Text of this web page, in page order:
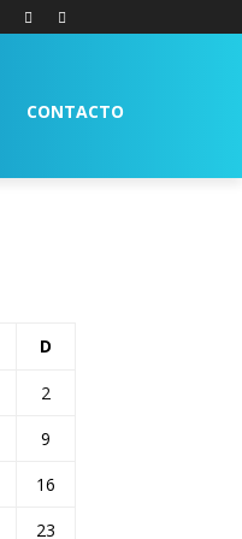
CONTACTO
D
2
9
16
23